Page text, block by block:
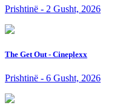
Prishtinë - 2 Gusht, 2026
The Get Out - Cineplexx
Prishtinë - 6 Gusht, 2026